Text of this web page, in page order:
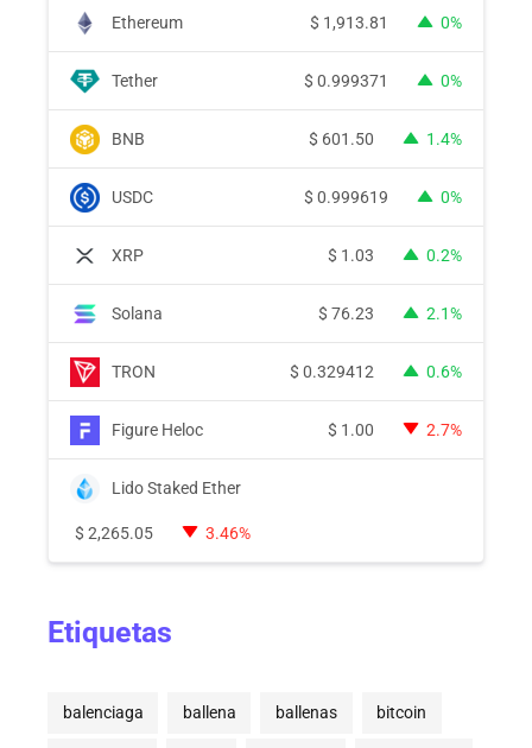
Ethereum $ 1,913.81 0%
Tether $ 0.999371 0%
BNB $ 601.50 1.4%
USDC $ 0.999619 0%
XRP $ 1.03 0.2%
Solana $ 76.23 2.1%
TRON $ 0.329412 0.6%
Figure Heloc $ 1.00 2.7%
Lido Staked Ether
$ 2,265.05 3.46%
Etiquetas
balenciaga ballena ballenas bitcoin